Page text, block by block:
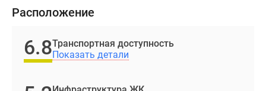
до
этажей.
Строительство
Расположение
6.8Транспортная доступность
Показать детали